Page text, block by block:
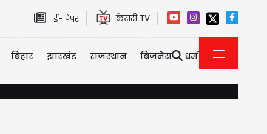
ई- पेपर केसरी TV
बिहार झारखंड राजस्थान बिज़नेस धर्म